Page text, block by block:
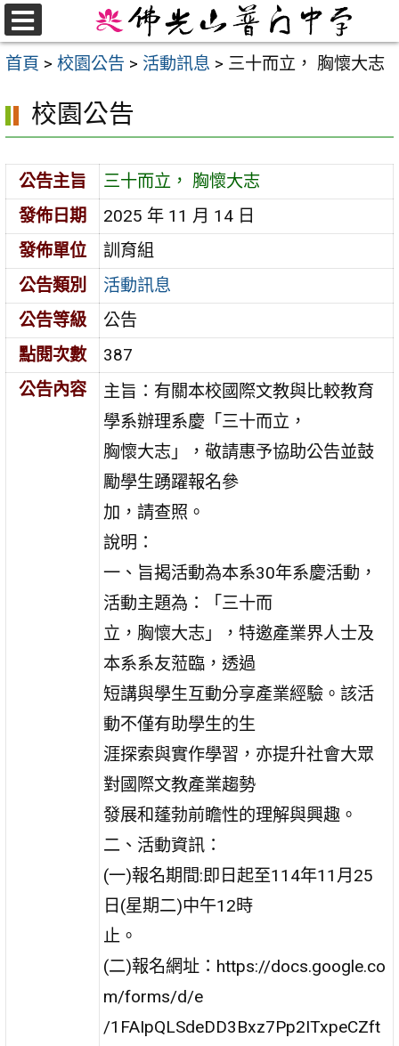
跳
至
主首頁 > 校園公告 > 活動訊息 > 三十而立， 胸懷大志
校園公告
公告主旨
三十而立， 胸懷大志
發佈日期
2025 年 11 月 14 日
發佈單位
訓育組
公告類別
活動訊息
公告等級
公告
點閱次數
387
公告內容
主旨：有關本校國際文教與比較教育
學系辦理系慶「三十而立，
胸懷大志」，敬請惠予協助公告並鼓
勵學生踴躍報名參
加，請查照。
說明：
一、旨揭活動為本系30年系慶活動，
活動主題為：「三十而
立，胸懷大志」，特邀產業界人士及
本系系友蒞臨，透過
短講與學生互動分享產業經驗。該活
動不僅有助學生的生
涯探索與實作學習，亦提升社會大眾
對國際文教產業趨勢
發展和蓬勃前瞻性的理解與興趣。
二、活動資訊：
(一)報名期間:即日起至114年11月25
日(星期二)中午12時
止。
(二)報名網址：https://docs.google.co
m/forms/d/e
/1FAIpQLSdeDD3Bxz7Pp2ITxpeCZft
選
單